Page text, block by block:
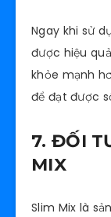
Ngay khi sử
được hiệu
khỏe mạnh
để đạt được
7. ĐỐI
MIX
Slim Mix là